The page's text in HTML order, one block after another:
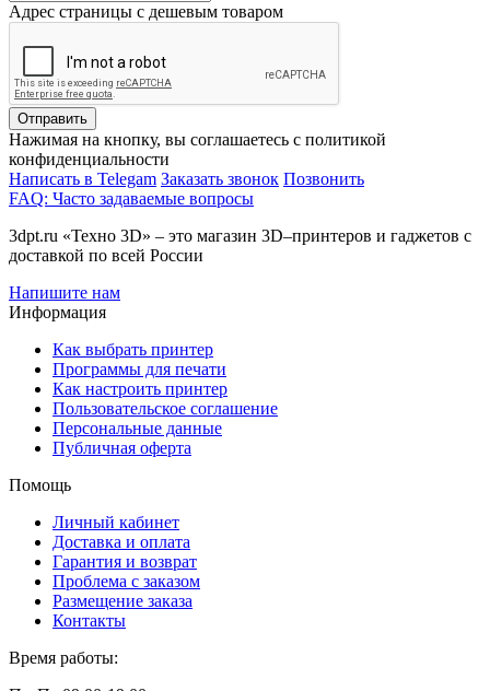
Адрес страницы с дешевым товаром
Отправить
Нажимая на кнопку, вы соглашаетесь с политикой
конфиденциальности
Написать в Telegam Заказать звонок Позвонить
FAQ: Часто задаваемые вопросы
3dpt.ru «Техно 3D» – это магазин 3D–принтеров и гаджетов с
доставкой по всей России
Напишите нам
Информация
Как выбрать принтер
Программы для печати
Как настроить принтер
Пользовательское соглашение
Персональные данные
Публичная оферта
Помощь
Личный кабинет
Доставка и оплата
Гарантия и возврат
Проблема с заказом
Размещение заказа
Контакты
Время работы: